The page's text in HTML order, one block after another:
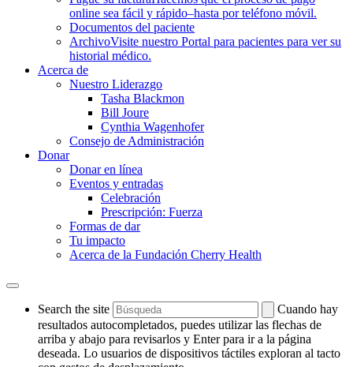
online sea fácil y rápido–hasta por teléfono móvil.
Documentos del paciente
ArchivoVisite nuestro Portal para pacientes para ver su
historial médico.
Acerca de
Nuestro Liderazgo
Tasha Blackmon
Bill Joure
Cynthia Wagenhofer
Consejo de Administración
Donar
Donar en línea
Eventos y entradas
Celebración
Prescripción: Fuerza
Formas de dar
Tu impacto
Acerca de la Fundación Cherry Health
Search the site
Cuando hay
resultados autocompletados, puedes utilizar las flechas de
arriba y abajo para revisarlos y Enter para ir a la página
deseada. Lo usuarios de dispositivos táctiles exploran al tacto